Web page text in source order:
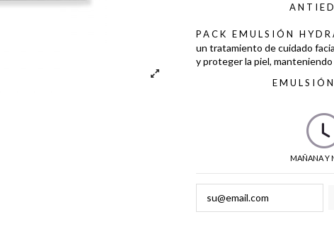
PACK EMULSIÓN
un tratamiento de cuidado
y proteger la piel,
MAÑANA Y